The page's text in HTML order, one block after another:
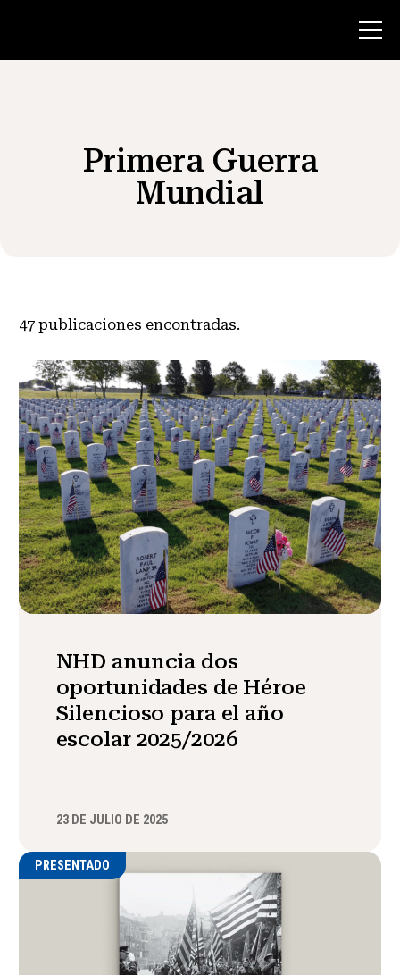
Recursos para maestros
Involucrarse
Primera Guerra
Mundial
47 publicaciones encontradas.
NHD anuncia dos
oportunidades de Héroe
Silencioso para el año
escolar 2025/2026
23 DE JULIO DE 2025
PRESENTADO